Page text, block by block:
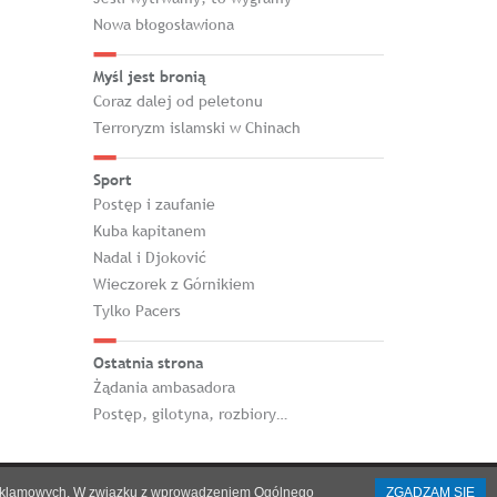
Nowa błogosławiona
Myśl jest bronią
Coraz dalej od peletonu
Terroryzm islamski w Chinach
Sport
Postęp i zaufanie
Kuba kapitanem
Nadal i Djoković
Wieczorek z Górnikiem
Tylko Pacers
Ostatnia strona
Żądania ambasadora
Postęp, gilotyna, rozbiory…
W związku z wprowadzeniem Ogólnego ZGADZAM SIĘ